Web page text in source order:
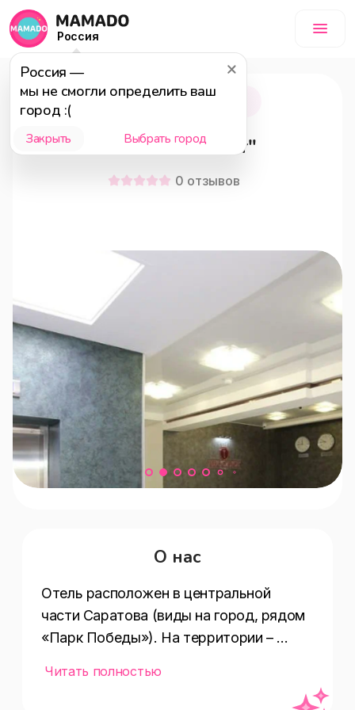
Россия
Россия —
мы не смогли определить ваш
город :(
Закрыть Выбрать город
Саратов
Отель "Абсолют"
0 отзывов
О нас
Отель расположен в центральной
части Саратова (виды на город, рядом
«Парк Победы»). На территории –
Читать полностью